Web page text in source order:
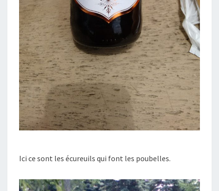
Ici ce sont les écureuils qui font les poubelles.